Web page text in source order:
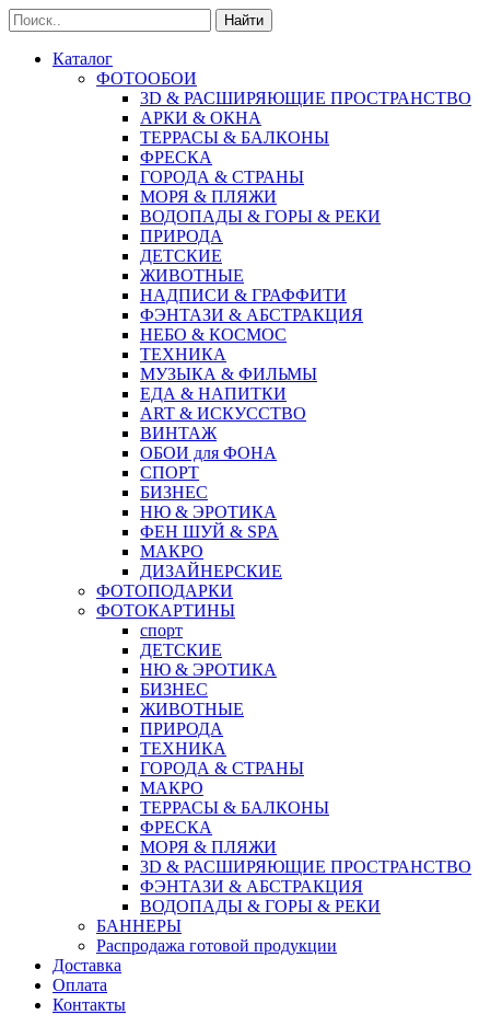
Найти
Каталог
ФОТООБОИ
3D & РАСШИРЯЮЩИЕ ПРОСТРАНСТВО
АРКИ & ОКНА
ТЕРРАСЫ & БАЛКОНЫ
ФРЕСКА
ГОРОДА & СТРАНЫ
МОРЯ & ПЛЯЖИ
ВОДОПАДЫ & ГОРЫ & РЕКИ
ПРИРОДА
ДЕТСКИЕ
ЖИВОТНЫЕ
НАДПИСИ & ГРАФФИТИ
ФЭНТАЗИ & АБСТРАКЦИЯ
НЕБО & КОСМОС
ТЕХНИКА
МУЗЫКА & ФИЛЬМЫ
ЕДА & НАПИТКИ
ART & ИСКУССТВО
ВИНТАЖ
ОБОИ для ФОНА
СПОРТ
БИЗНЕС
НЮ & ЭРОТИКА
ФЕН ШУЙ & SPA
МАКРО
ДИЗАЙНЕРСКИЕ
ФОТОПОДАРКИ
ФОТОКАРТИНЫ
спорт
ДЕТСКИЕ
НЮ & ЭРОТИКА
БИЗНЕС
ЖИВОТНЫЕ
ПРИРОДА
ТЕХНИКА
ГОРОДА & СТРАНЫ
МАКРО
ТЕРРАСЫ & БАЛКОНЫ
ФРЕСКА
МОРЯ & ПЛЯЖИ
3D & РАСШИРЯЮЩИЕ ПРОСТРАНСТВО
ФЭНТАЗИ & АБСТРАКЦИЯ
ВОДОПАДЫ & ГОРЫ & РЕКИ
БАННЕРЫ
Распродажа готовой продукции
Доставка
Оплата
Контакты